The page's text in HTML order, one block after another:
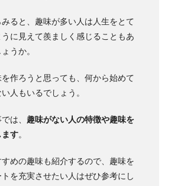
ると、趣味が多い人は人生をとて
に見えて羨ましく感じることもあ
うか。
作ろうと思っても、何から始めて
人もいるでしょう。
は、 趣味がない人の特徴や趣味を
ます。
めの趣味も紹介するので、趣味を
を充実させたい人はぜひ参考にし